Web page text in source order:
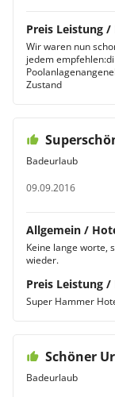
Preis Leistung /
Wir waren nun
jedem
Zustand
Badeurlaub
09.09.2016
Allgemein /
Keine lange worte,
wieder.
Preis Leistung /
Super Hammer
Schöner
Badeurlaub